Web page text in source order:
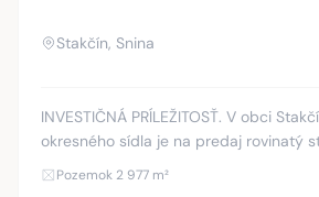
Stakčín, Snina
INVESTIČNÁ PRÍLEŽITOSŤ. V obci
okresného sídla je na predaj rovinatý
územného plánu obce) pozemok
Pozemok 2 977 m²